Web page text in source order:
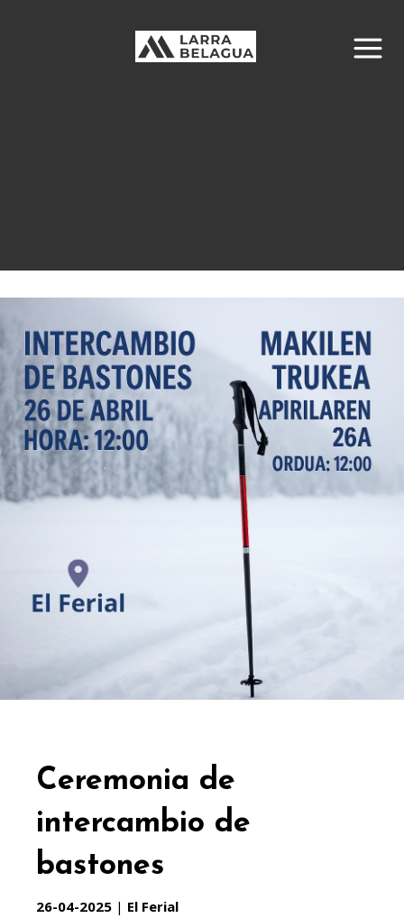
Ceremonia de
intercambio de
bastones
26-04-2025 | El Ferial